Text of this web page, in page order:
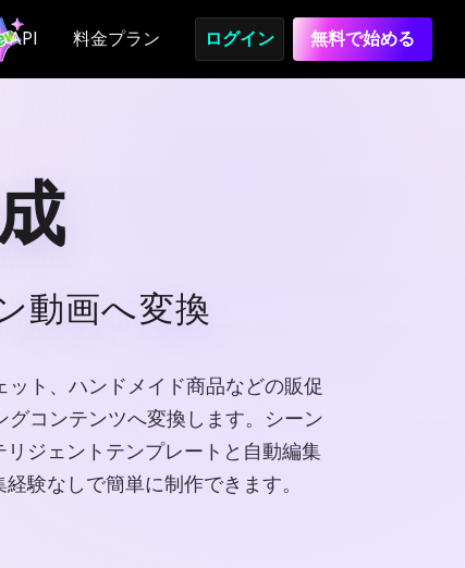
API 料金プラン ログイン 無料で始める
動画へ変換
ト、ハンドメイド商品などの販促
コンテンツへ変換します。シーン
ジェントテンプレートと自動編集
験なしで簡単に制作できます。